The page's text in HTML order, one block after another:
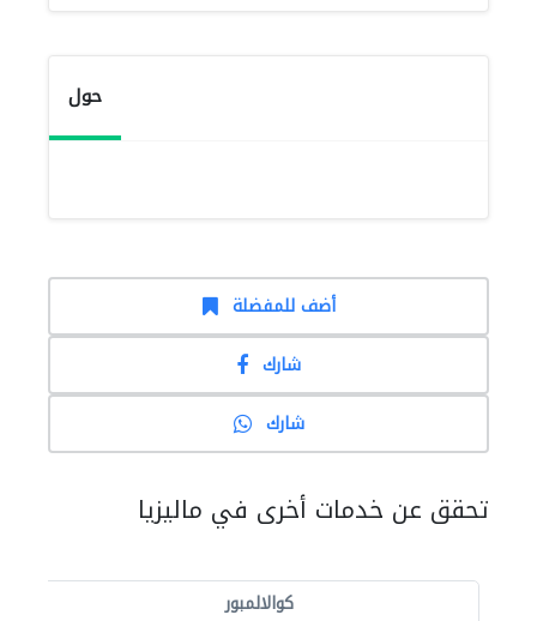
حول
أضف للمفضلة
شارك
شارك
تحقق عن خدمات أخرى في ماليزيا
كوالالمبور